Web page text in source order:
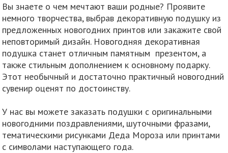
Вы знаете о чем мечтают ваши родные? Проявите
немного творчества, выбрав декоративную подушку из
предложенных новогодних принтов или закажите свой
неповторимый дизайн. Новогодняя декоративная
подушка станет отличным памятным презентом, а
также стильным дополнением к основному подарку.
Этот необычный и достаточно практичный новогодний
сувенир оценят по достоинству.
У нас вы можете заказать подушки с оригинальными
новогодними поздравлениями, шуточными фразами,
тематическими рисунками Деда Мороза или принтами
с символами наступающего года.